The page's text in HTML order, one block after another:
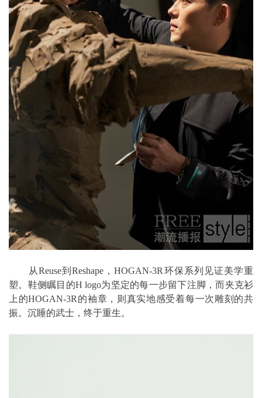
从Reuse到Reshape，HOGAN-3R环保系列见证美学重
塑。鞋侧瞩目的H logo为坚定的每一步留下注脚，而夹克衫
上的HOGAN-3R的袖章，则真实地感受着每一次雕刻的共
振。沉睡的武士，终于重生。